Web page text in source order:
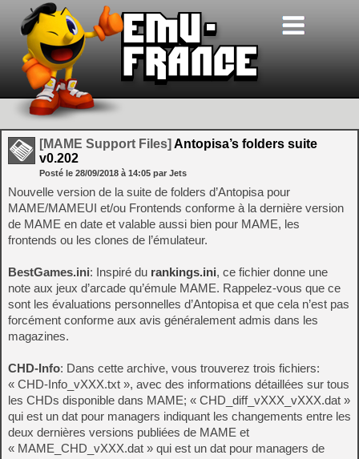
[MAME Support Files] Antopisa’s folders suite
v0.202
Posté le 28/09/2018 à 14:05 par Jets
Nouvelle version de la suite de folders d’Antopisa pour
MAME/MAMEUI et/ou Frontends conforme à la dernière version
de MAME en date et valable aussi bien pour MAME, les
frontends ou les clones de l’émulateur.
BestGames.ini: Inspiré du rankings.ini, ce fichier donne une
note aux jeux d’arcade qu’émule MAME. Rappelez-vous que ce
sont les évaluations personnelles d’Antopisa et que cela n’est pas
forcément conforme aux avis généralement admis dans les
magazines.
CHD-Info: Dans cette archive, vous trouverez trois fichiers:
« CHD-Info_vXXX.txt », avec des informations détaillées sur tous
les CHDs disponible dans MAME; « CHD_diff_vXXX_vXXX.dat »
qui est un dat pour managers indiquant les changements entre les
deux dernières versions publiées de MAME et
« MAME_CHD_vXXX.dat » qui est un dat pour managers de